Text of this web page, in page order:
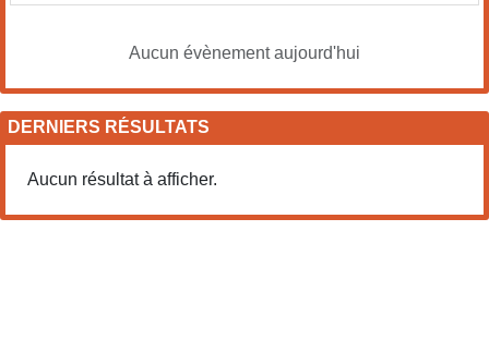
Aucun évènement aujourd'hui
DERNIERS RÉSULTATS
Aucun résultat à afficher.